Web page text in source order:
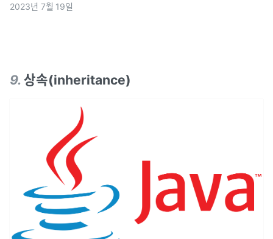
2023년 7월 19일
9. 상속(inheritance)